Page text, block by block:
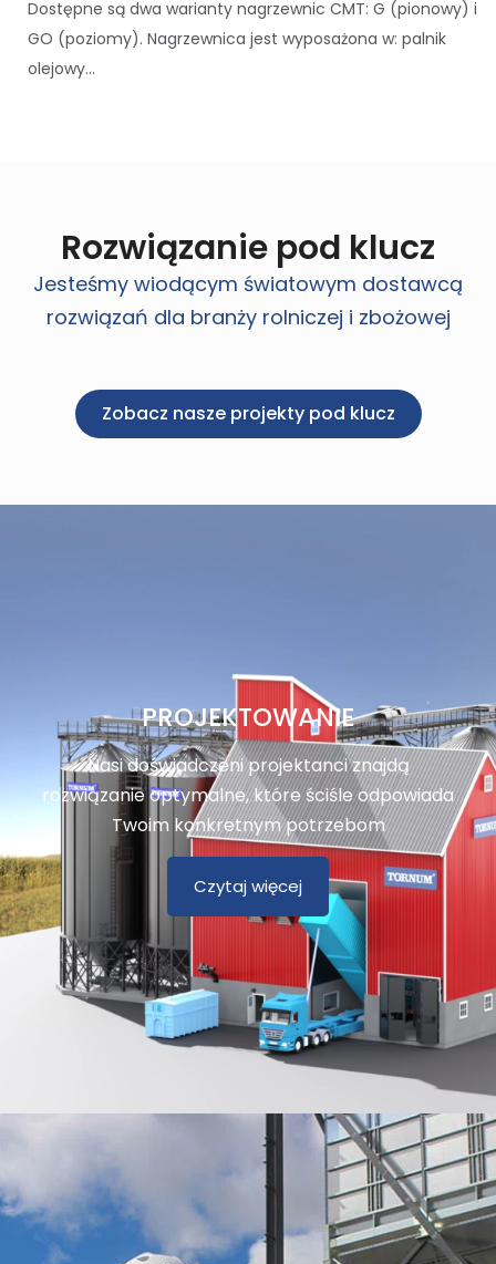
Dostępne są dwa warianty nagrzewnic CMT: G (pionowy) i
GO (poziomy). Nagrzewnica jest wyposażona w: palnik
olejowy...
Rozwiązanie pod klucz
Jesteśmy wiodącym światowym dostawcą
rozwiązań dla branży rolniczej i zbożowej
Zobacz nasze projekty pod klucz
PROJEKTOWANIE
Nasi doświadczeni projektanci znajdą
rozwiązanie optymalne, które ściśle odpowiada
Twoim konkretnym potrzebom
Czytaj więcej